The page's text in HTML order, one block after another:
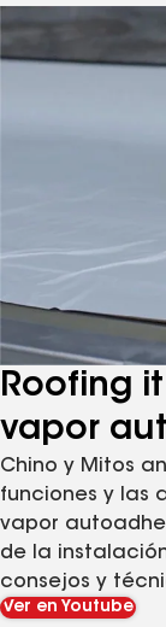
Roofing
vapor
Chino y Mitos
funciones y las
vapor
de la
consejos y
Ver en Youtube